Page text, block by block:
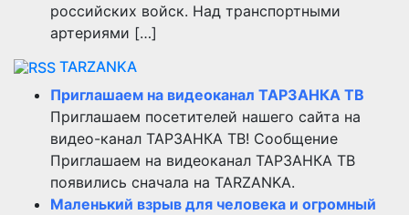
российских войск. Над транспортными
артериями […]
TARZANKA
Приглашаем на видеоканал ТАРЗАНКА ТВ
Приглашаем посетителей нашего сайта на
видео-канал ТАРЗАНКА ТВ! Сообщение
Приглашаем на видеоканал ТАРЗАНКА ТВ
появились сначала на TARZANKA.
Маленький взрыв для человека и огромный